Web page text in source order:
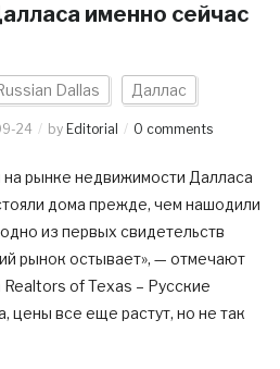
именно сейчас
Dallas Даллас
24 by Editorial 0 comments
рынке недвижимости Далласа
дома прежде, чем нашодили
из первых свидетельств
рынок остывает», — отмечают
of Texas – Русские
цены все еще растут, но не так